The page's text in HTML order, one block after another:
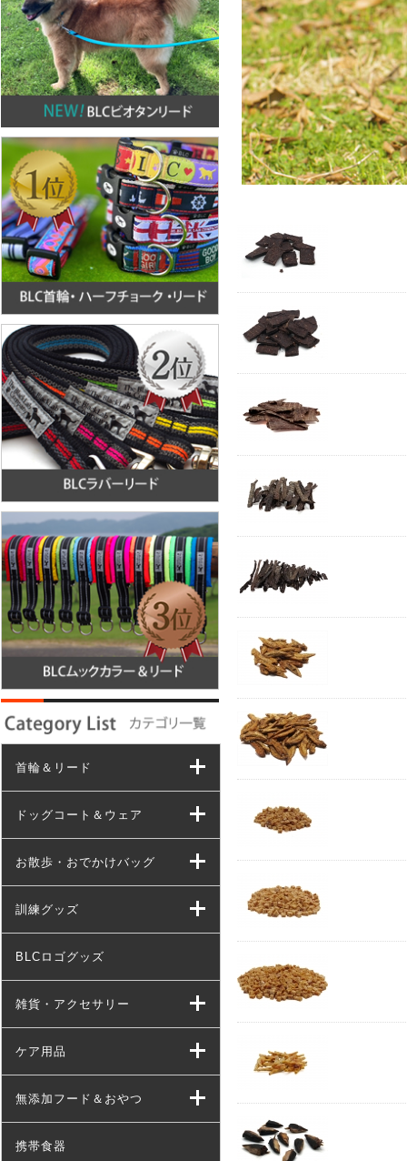
首輪＆リード
ドッグコート＆ウェア
お散歩・おでかけバッグ
訓練グッズ
BLCロゴグッズ
雑貨・アクセサリー
ケア用品
無添加フード＆おやつ
携帯食器